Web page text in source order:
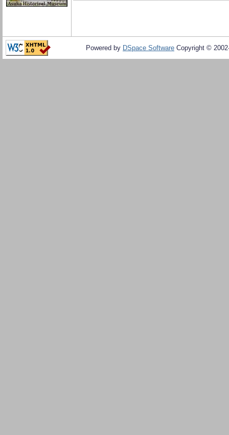
Powered by DSpace Software Copyright ©